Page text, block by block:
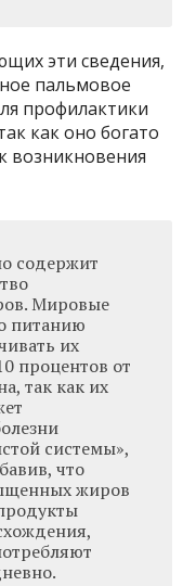
эти сведения,
пальмовое
профилактики
как оно богато
содержит
Мировые
питанию
их
процентов от
так как их
системы»,
что
жиров